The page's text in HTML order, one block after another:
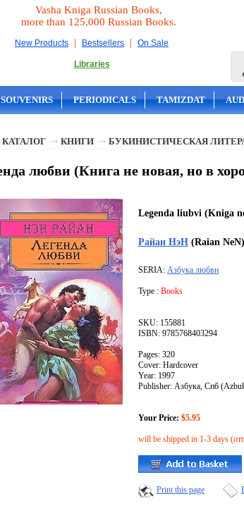
Vasha Kniga Russian Books,
more than 125,000 Russian Books.
New Products | Bestsellers | On Sale
Libraries
PERIODICALS TAMIZDAT
КАТАЛОГ КНИГИ БУКИНИСТИЧЕСКАЯ
любви (Книга не новая, но в
Legenda liubvi (Kniga
Райан НэН (Raian NeN)
SERIA: Азбука любви
Type : Books
SKU: 155881
ISBN: 9785768403294
Pages: 320
Cover: Hardcover
Year: 1997
Publisher: Азбука, Спб
Your Price: $5.95
will be shipped in 1-3 days
Print this page